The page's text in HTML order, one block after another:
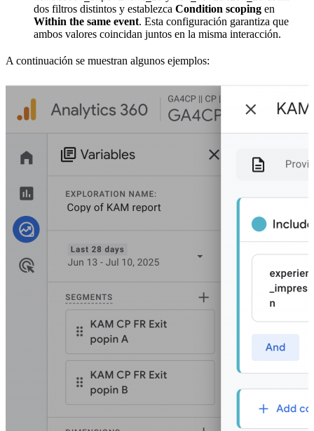
dos filtros distintos y establezca Condition scoping en
Within the same event. Esta configuración garantiza que
ambos valores coincidan juntos en la misma interacción.
A continuación se muestran algunos ejemplos: